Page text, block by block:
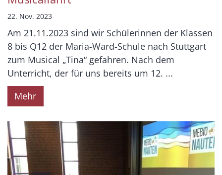
22. Nov. 2023
Am 21.11.2023 sind wir Schülerinnen der Klassen
8 bis Q12 der Maria-Ward-Schule nach Stuttgart
zum Musical „Tina“ gefahren. Nach dem
Unterricht, der für uns bereits um 12. ...
Mehr